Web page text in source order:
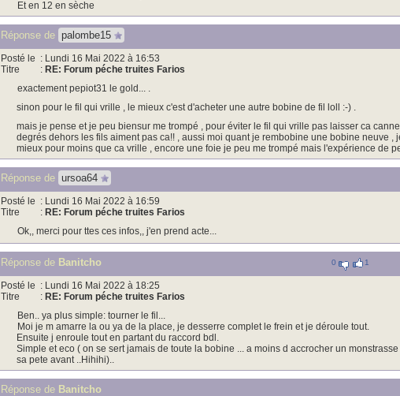
Et en 12 en sèche
Réponse de palombe15
Posté le : Lundi 16 Mai 2022 à 16:53
Titre
: RE: Forum péche truites Farios
exactement pepiot31 le gold... .
sinon pour le fil qui vrille , le mieux c'est d'acheter une autre bobine de fil loll :-) .
mais je pense et je peu biensur me trompé , pour éviter le fil qui vrille pas laisser ca
degrés dehors les fils aiment pas ca!! , aussi moi quant je rembobine une bobine neuve ,
mieux pour moins que ca vrille , encore une foie je peu me trompé mais l'expérience de
Réponse de ursoa64
Posté le : Lundi 16 Mai 2022 à 16:59
Titre
: RE: Forum péche truites Farios
Ok,, merci pour ttes ces infos,, j'en prend acte...
Réponse de Banitcho 0 1
Posté le : Lundi 16 Mai 2022 à 18:25
Titre
: RE: Forum péche truites Farios
Ben.. ya plus simple: tourner le fil...
Moi je m amarre la ou ya de la place, je desserre complet le frein et je déroule tout.
Ensuite j enroule tout en partant du raccord bdl.
Simple et eco ( on se sert jamais de toute la bobine ... a moins d accrocher un
sa pete avant ..Hihihi)..
Réponse de Banitcho